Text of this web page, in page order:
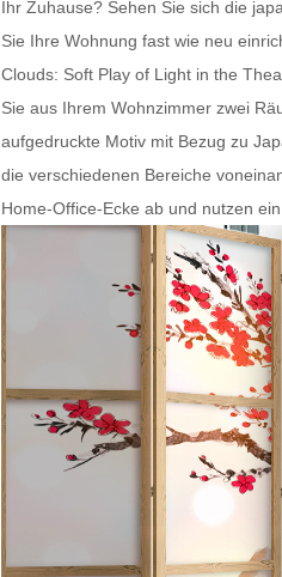
Ihr Zuhause? Sehen Sie sich die
Sie Ihre Wohnung fast wie neu
Clouds: Soft Play of Light in the
Sie aus Ihrem Wohnzimmer zwei
aufgedruckte Motiv mit Bezug zu
die verschiedenen Bereiche
Home-Office-Ecke ab und nutzen